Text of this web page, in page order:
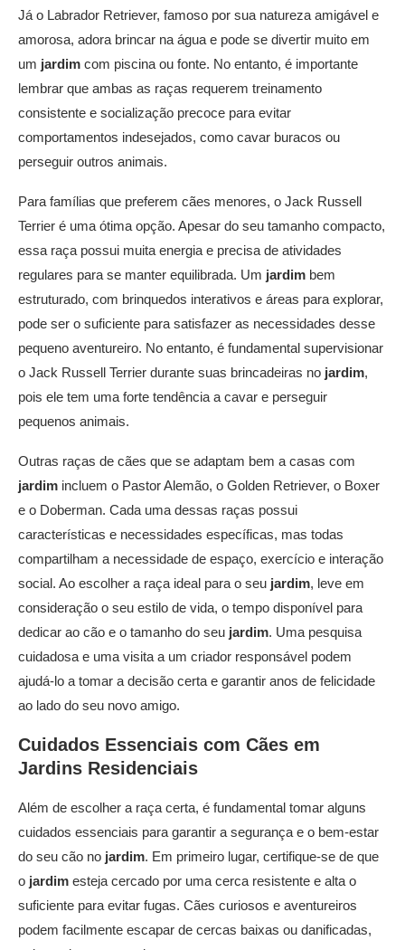
Já o Labrador Retriever, famoso por sua natureza amigável e
amorosa, adora brincar na água e pode se divertir muito em
um jardim com piscina ou fonte. No entanto, é importante
lembrar que ambas as raças requerem treinamento
consistente e socialização precoce para evitar
comportamentos indesejados, como cavar buracos ou
perseguir outros animais.
Para famílias que preferem cães menores, o Jack Russell
Terrier é uma ótima opção. Apesar do seu tamanho compacto,
essa raça possui muita energia e precisa de atividades
regulares para se manter equilibrada. Um jardim bem
estruturado, com brinquedos interativos e áreas para explorar,
pode ser o suficiente para satisfazer as necessidades desse
pequeno aventureiro. No entanto, é fundamental supervisionar
o Jack Russell Terrier durante suas brincadeiras no jardim,
pois ele tem uma forte tendência a cavar e perseguir
pequenos animais.
Outras raças de cães que se adaptam bem a casas com
jardim incluem o Pastor Alemão, o Golden Retriever, o Boxer
e o Doberman. Cada uma dessas raças possui
características e necessidades específicas, mas todas
compartilham a necessidade de espaço, exercício e interação
social. Ao escolher a raça ideal para o seu jardim, leve em
consideração o seu estilo de vida, o tempo disponível para
dedicar ao cão e o tamanho do seu jardim. Uma pesquisa
cuidadosa e uma visita a um criador responsável podem
ajudá-lo a tomar a decisão certa e garantir anos de felicidade
ao lado do seu novo amigo.
Cuidados Essenciais com Cães em
Jardins Residenciais
Além de escolher a raça certa, é fundamental tomar alguns
cuidados essenciais para garantir a segurança e o bem-estar
do seu cão no jardim. Em primeiro lugar, certifique-se de que
o jardim esteja cercado por uma cerca resistente e alta o
suficiente para evitar fugas. Cães curiosos e aventureiros
podem facilmente escapar de cercas baixas ou danificadas,